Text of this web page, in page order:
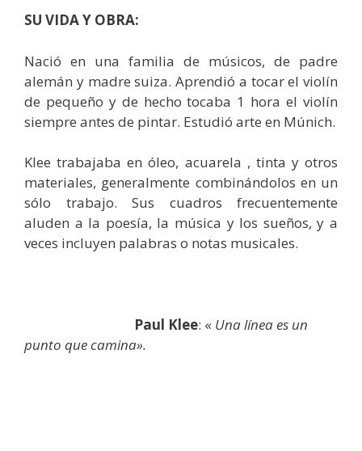
SU VIDA Y OBRA:
Nació en una familia de músicos, de padre
alemán y madre suiza. Aprendió a tocar el violín
de pequeño y de hecho tocaba 1 hora el violín
siempre antes de pintar. Estudió arte en Múnich.
Klee trabajaba en óleo, acuarela , tinta y otros
materiales, generalmente combinándolos en un
sólo trabajo. Sus cuadros frecuentemente
aluden a la poesía, la música y los sueños, y a
veces incluyen palabras o notas musicales.
Paul Klee: « Una línea es un
punto que camina».